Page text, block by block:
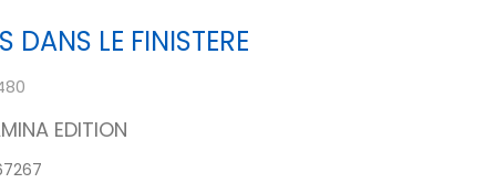
DANS LE FINISTERE
EDITION